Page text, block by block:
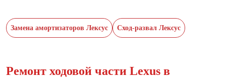
Замена амортизаторов Лексус Сход-развал Лексус
Ремонт ходовой части Lexus в